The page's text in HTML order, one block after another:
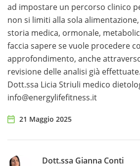
ad impostare un percorso clinico
non si limiti alla sola
storia medica, ormonale,
faccia sapere se vuole procedere
approfondimento, anche
revisione delle analisi già
Dott.ssa Licia Striuli medico
info@energylifefitness.it
21 Maggio 2025
Dott.ssa Gianna Conti